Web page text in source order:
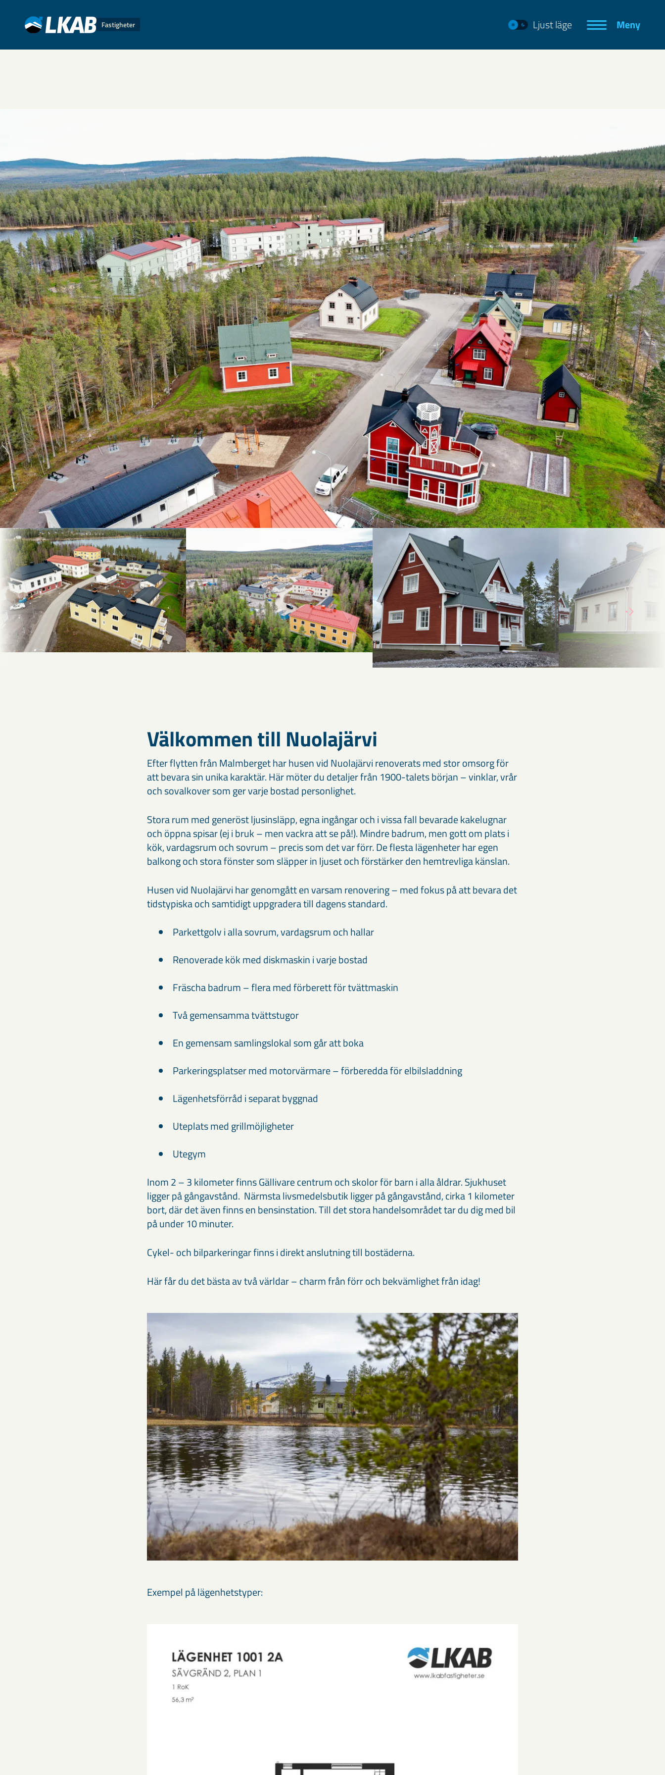
Fastigheter Ljust läge Meny
Välkommen till Nuolajärvi
Efter flytten från Malmberget har husen vid Nuolajärvi renoverats med stor omsorg för
att bevara sin unika karaktär. Här möter du detaljer från 1900-talets början – vinklar, vrår
och sovalkover som ger varje bostad personlighet.
Stora rum med generöst ljusinsläpp, egna ingångar och i vissa fall bevarade kakelugnar
och öppna spisar (ej i bruk – men vackra att se på!). Mindre badrum, men gott om plats i
kök, vardagsrum och sovrum – precis som det var förr. De flesta lägenheter har egen
balkong och stora fönster som släpper in ljuset och förstärker den hemtrevliga känslan.
Husen vid Nuolajärvi har genomgått en varsam renovering – med fokus på att bevara det
tidstypiska och samtidigt uppgradera till dagens standard.
Parkettgolv i alla sovrum, vardagsrum och hallar
Renoverade kök med diskmaskin i varje bostad
Fräscha badrum – flera med förberett för tvättmaskin
Två gemensamma tvättstugor
En gemensam samlingslokal som går att boka
Parkeringsplatser med motorvärmare – förberedda för elbilsladdning
Lägenhetsförråd i separat byggnad
Uteplats med grillmöjligheter
Utegym
Inom 2 – 3 kilometer finns Gällivare centrum och skolor för barn i alla åldrar. Sjukhuset
ligger på gångavstånd. Närmsta livsmedelsbutik ligger på gångavstånd, cirka 1 kilometer
bort, där det även finns en bensinstation. Till det stora handelsområdet tar du dig med bil
på under 10 minuter.
Cykel- och bilparkeringar finns i direkt anslutning till bostäderna.
Här får du det bästa av två världar – charm från förr och bekvämlighet från idag!
Exempel på lägenhetstyper: